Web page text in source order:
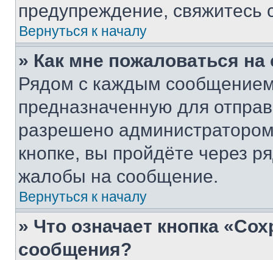
предупреждение,
Вернуться к началу
» Как мне пожаловаться
Рядом с каждым сообщением
предназначенную для
разрешено
кнопке, вы пройдёте через
жалобы на сообщение.
Вернуться к началу
» Что означает кнопка
сообщения?